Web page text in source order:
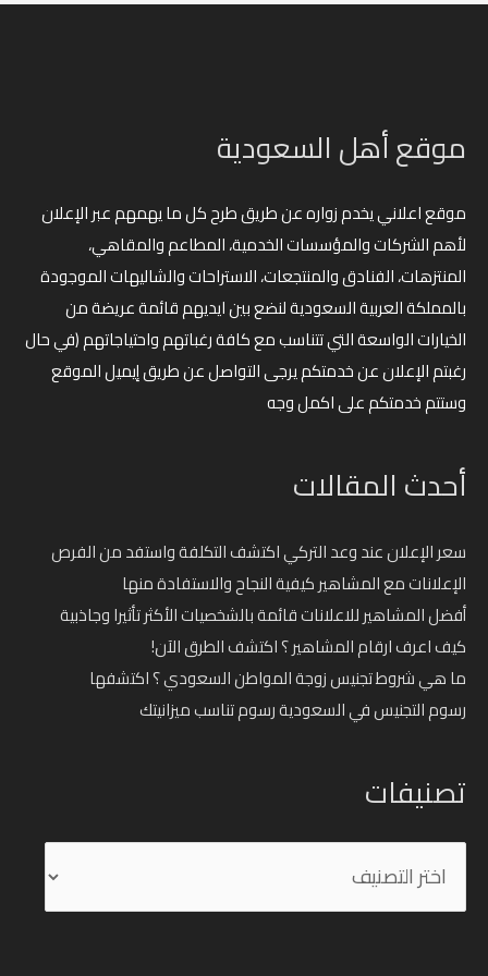
موقع أهل السعودية
موقع اعلاني يخدم زواره عن طريق طرح كل ما يهمهم عبر الإعلان
لأهم الشركات والمؤسسات الخدمية، المطاعم والمقاهي،
المنتزهات، الفنادق والمنتجعات، الاستراحات والشاليهات الموجودة
بالمملكة العربية السعودية لنضع بين ايديهم قائمة عريضة من
الخيارات الواسعة التي تتناسب مع كافة رغباتهم واحتياجاتهم (في حال
رغبتم الإعلان عن خدمتكم يرجى التواصل عن طريق إيميل الموقع
وستتم خدمتكم على اكمل وجه
أحدث المقالات
سعر الإعلان عند وعد التركي اكتشف التكلفة واستفد من الفرص
الإعلانات مع المشاهير كيفية النجاح والاستفادة منها
أفضل المشاهير للاعلانات قائمة بالشخصيات الأكثر تأثيرا وجاذبية
كيف اعرف ارقام المشاهير ؟ اكتشف الطرق الآن!
ما هي شروط تجنيس زوجة المواطن السعودي ؟ اكتشفها
رسوم التجنيس في السعودية رسوم تناسب ميزانيتك
تصنيفات